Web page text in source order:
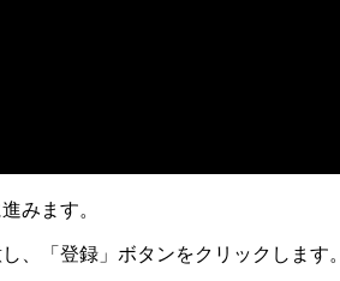
みます。
、「登録」ボタンをクリックします。